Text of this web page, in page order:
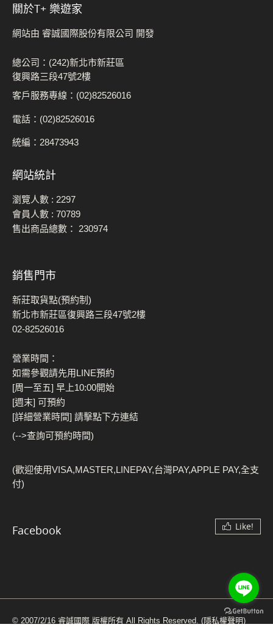
關於t+ 樂遊家
網站由 睿誠國際股份有限公司 開發
總公司：(242)新北市新莊區
復興路三段47號2樓
客戶服務專線：(02)82526016
電話：(02)82526016
統編：28473943
網站統計
瀏覽人數 : 2297
會員人數 : 70789
售出商品總數： 230974
銷售門市
新莊取貨點(預約制)
新北市新莊區復興路三段47號2樓
02-82526016
營業時間：
如需參觀請先用LINE預約
[周一至五] 早上10:00開始
[週末] 可預約
[詳細營業時間] 請擊點下方連結
(-->查詢可預約時間)
(歡迎使用VISA,MASTER,LINEPAY,台灣PAY,APPLE PAY,全支
付)
Facebook Like!
© 2007/2/16 睿誠國際 版權所有 All Rights Reserved. (隱私權聲明)